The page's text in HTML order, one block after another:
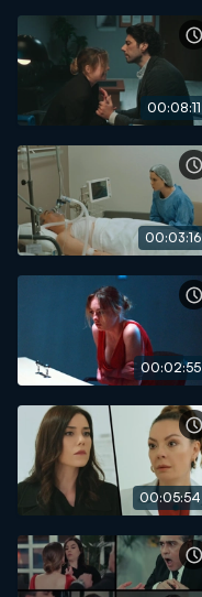
00:08:11
00:03:16
00:02:55
00:05:54